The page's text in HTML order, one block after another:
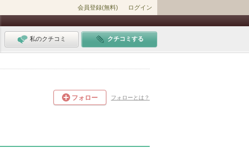
会員登録(無料) ログイン
私のクチコミ クチコミする
フォロー フォローとは？